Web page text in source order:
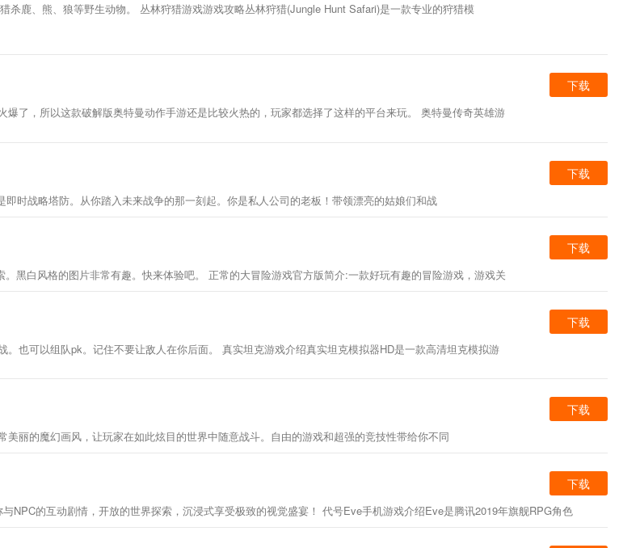
鹿、熊、狼等野生动物。 丛林狩猎游戏游戏攻略丛林狩猎(Jungle Hunt Safari)是一款专业的狩猎模
了，所以这款破解版奥特曼动作手游还是比较火热的，玩家都选择了这样的平台来玩。 奥特曼传奇英雄游
下载
时战略塔防。从你踏入未来战争的那一刻起。你是私人公司的老板！带领漂亮的姑娘们和战
下载
黑白风格的图片非常有趣。快来体验吧。 正常的大冒险游戏官方版简介:一款好玩有趣的冒险游戏，游戏关
下载
也可以组队pk。记住不要让敌人在你后面。 真实坦克游戏介绍真实坦克模拟器HD是一款高清坦克模拟游
下载
丽的魔幻画风，让玩家在如此炫目的世界中随意战斗。自由的游戏和超强的竞技性带给你不同
下载
NPC的互动剧情，开放的世界探索，沉浸式享受极致的视觉盛宴！ 代号Eve手机游戏介绍Eve是腾讯2019年旗舰RPG角色
下载